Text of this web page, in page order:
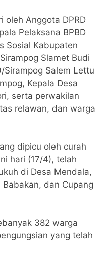
oleh Anggota DPRD
Pelaksana BPBD
Sosial Kabupaten
Slamet Budi
Sirampog Salem Lettu
Kepala Desa
serta perwakilan
relawan, dan warga
dipicu oleh curah
hari (17/4), telah
di Desa Mendala,
dan Cupang
382 warga
yang telah